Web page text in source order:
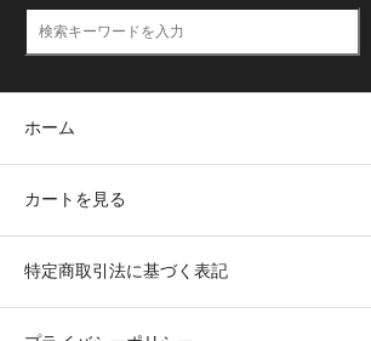
ホーム
カートを見る
特定商取引法に基づく表記